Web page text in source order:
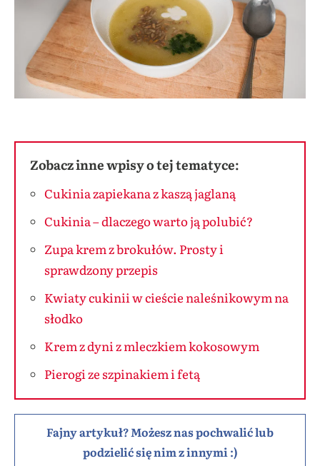
Zobacz inne wpisy o tej tematyce:
Cukinia zapiekana z kaszą jaglaną
Cukinia – dlaczego warto ją polubić?
Zupa krem z brokułów. Prosty i
sprawdzony przepis
Kwiaty cukinii w cieście naleśnikowym na
słodko
Krem z dyni z mleczkiem kokosowym
Pierogi ze szpinakiem i fetą
Fajny artykuł? Możesz nas pochwalić lub
podzielić się nim z innymi :)